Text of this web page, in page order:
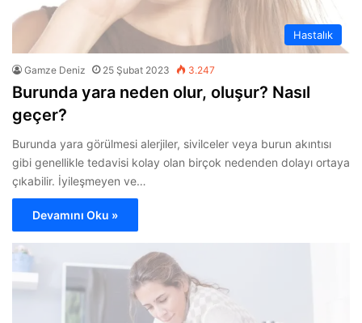
Hastalık
Gamze Deniz 25 Şubat 2023 3.247
Burunda yara neden olur, oluşur? Nasıl
geçer?
Burunda yara görülmesi alerjiler, sivilceler veya burun akıntısı
gibi genellikle tedavisi kolay olan birçok nedenden dolayı ortaya
çıkabilir. İyileşmeyen ve…
Devamını Oku »